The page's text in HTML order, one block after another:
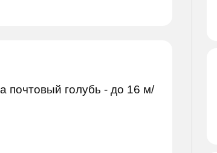
почтовый голубь - до 16 м/